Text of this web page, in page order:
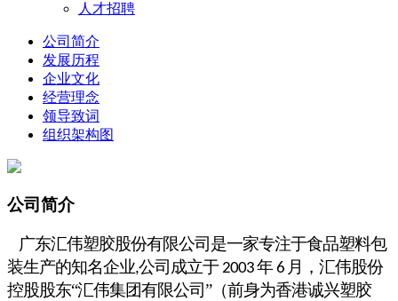
人才招聘
公司简介
发展历程
企业文化
经营理念
领导致词
组织架构图
公司简介
广东汇伟塑胶股份有限公司是一家专注于食品塑料包
装生产的知名企业,公司成立于2003年6 月，汇伟股份
控股股东“汇伟集团有限公司”（前身为香港诚兴塑胶